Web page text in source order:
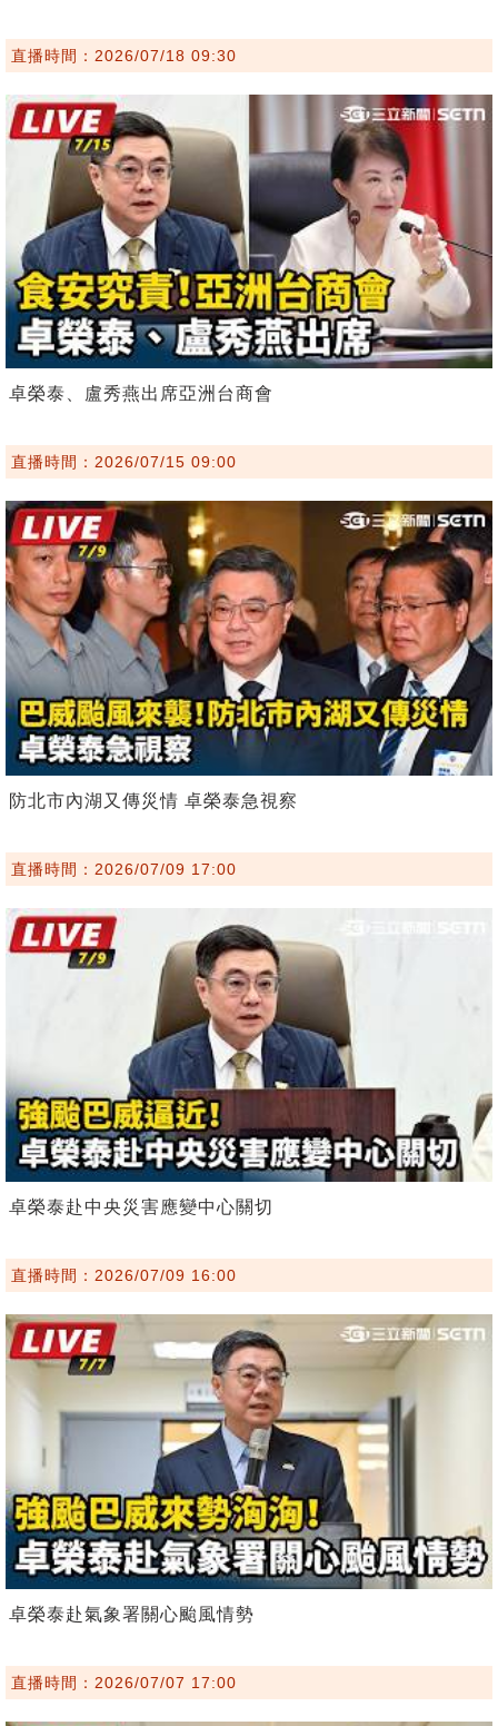
直播時間：2026/07/18 09:30
卓榮泰、盧秀燕出席亞洲台商會
直播時間：2026/07/15 09:00
防北市內湖又傳災情 卓榮泰急視察
直播時間：2026/07/09 17:00
卓榮泰赴中央災害應變中心關切
直播時間：2026/07/09 16:00
卓榮泰赴氣象署關心颱風情勢
直播時間：2026/07/07 17:00